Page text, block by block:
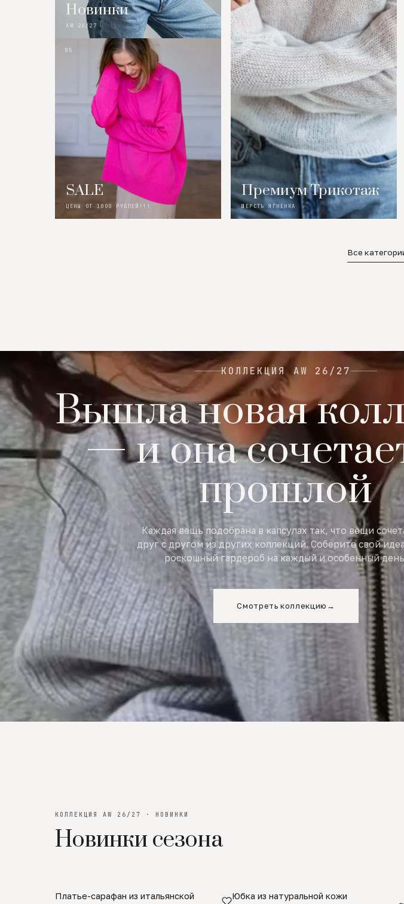
Новинки
AW 26/27
05
SALE
ЦЕНЫ ОТ 1000 РУБЛЕЙ!!!
Премиум Трикотаж
ШЕРСТЬ ЯГНЕНКА
Все
КОЛЛЕКЦИЯ AW 26/27
Вышла новая
— и она
прошлой
Каждая вещь подобрана в капсулах так, что вещи
друг с другом из других коллекций. Соберите свой
роскошный гардероб на каждый и особенный
Смотреть коллекцию →
КОЛЛЕКЦИЯ AW 26/27 · НОВИНКИ
Новинки сезона
SALE
Платье-сарафан из итальянской
ПРЕДЗАКАЗ
Юбка из натуральной кожи